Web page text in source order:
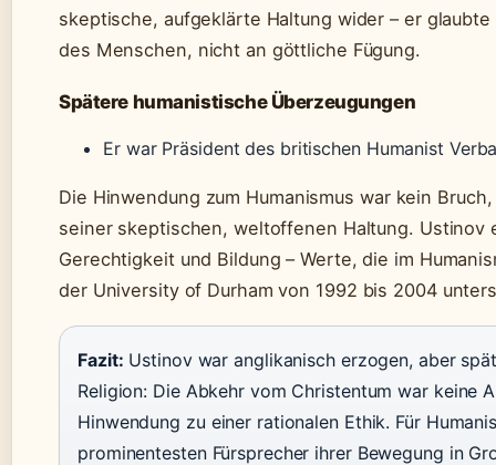
skeptische, aufgeklärte Haltung wider – er
des Menschen, nicht an göttliche Fügung.
Spätere humanistische Überzeugungen
Er war Präsident des britischen Humanist
Die Hinwendung zum Humanismus war kein
seiner skeptischen, weltoffenen Haltung.
Gerechtigkeit und Bildung – Werte, die im
der University of Durham von 1992 bis 2004
Fazit: Ustinov war anglikanisch erzogen, aber
Religion: Die Abkehr vom Christentum war keine
Hinwendung zu einer rationalen Ethik. Für
prominentesten Fürsprecher ihrer Bewegung in